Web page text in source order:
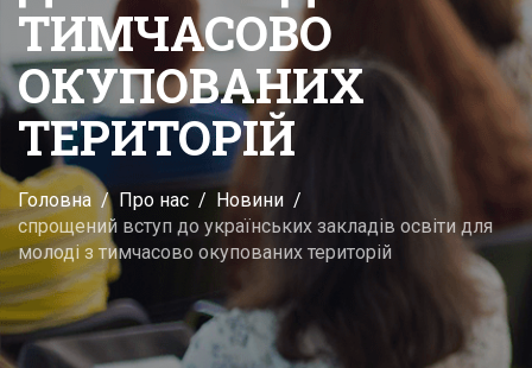
ТИМЧАСОВО
ОКУПОВАНИХ
ТЕРИТОРІЙ
Головна Про нас
Новини
спрощений вступ до українських закладів освіти для
молоді з тимчасово окупованих територій